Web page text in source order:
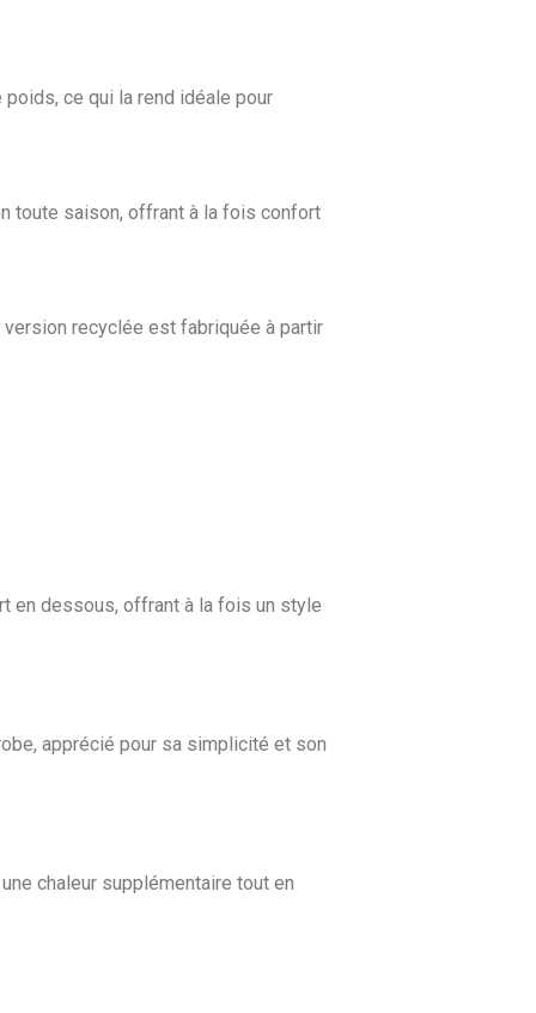
poids, ce qui la rend idéale pour
toute saison, offrant à la fois confort
recyclée est fabriquée à partir
en dessous, offrant à la fois un style
apprécié pour sa simplicité et son
chaleur supplémentaire tout en